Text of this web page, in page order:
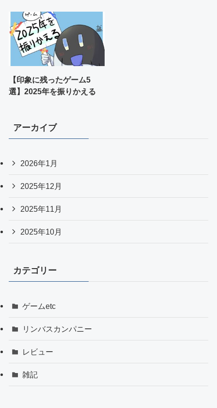
【印象に残ったゲーム5
選】2025年を振りかえる
アーカイブ
2026年1月
2025年12月
2025年11月
2025年10月
カテゴリー
ゲームetc
リンバスカンパニー
レビュー
雑記